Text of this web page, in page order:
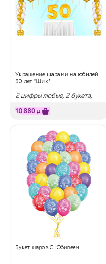
Украшение шарами на юбилей
50 лет "Шик"
2 цифры любые, 2 букета,
10880 ₽
Букет шаров С Юбилеем